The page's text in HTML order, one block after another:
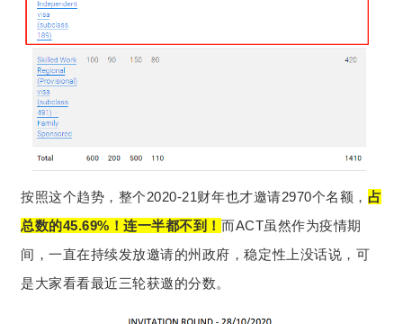
按照这个趋势，整个2020-21财年也才邀请2970个名额， 占
总数的45.69%！连一半都不到！而ACT虽然作为疫情期
间，一直在持续发放邀请的州政府，稳定性上没话说，可
是大家看看最近三轮获邀的分数。